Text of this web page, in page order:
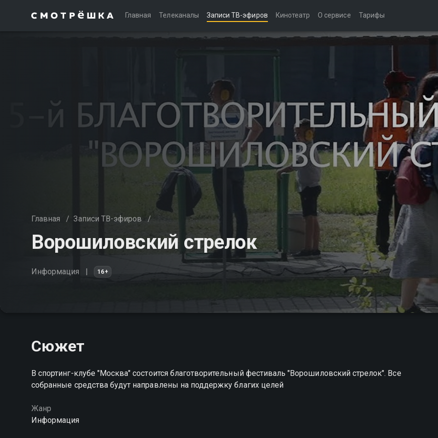
Главная Телеканалы Записи ТВ-эфиров Кинотеатр О сервисе Тарифы
Главная / Записи ТВ-эфиров /
Ворошиловский стрелок
Информация 16+
Сюжет
В спортинг-клубе "Москва" состоится благотворительный фестиваль "Ворошиловский стрелок". Все
собранные средства будут направлены на поддержку благих целей
Жанр
Информация